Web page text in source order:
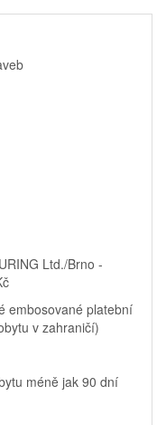
Ltd./Brno -
embosované platební
v zahraničí)
méně jak 90 dní